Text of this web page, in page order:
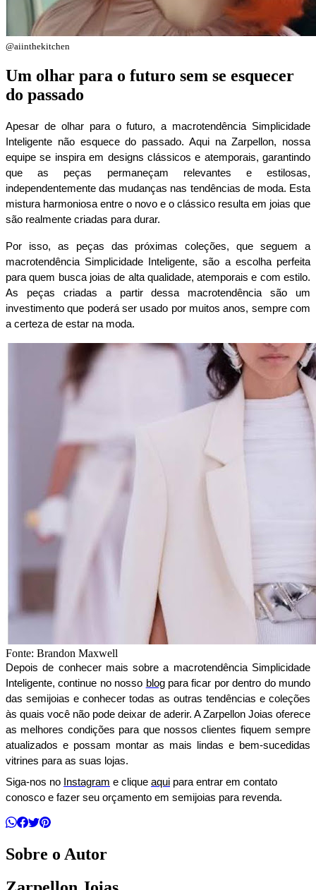
@aiinthekitchen
Um olhar para o futuro sem se esquecer
do passado
Apesar de olhar para o futuro, a macrotendência Simplicidade
Inteligente não esquece do passado. Aqui na Zarpellon, nossa
equipe se inspira em designs clássicos e atemporais, garantindo
que as peças permaneçam relevantes e estilosas,
independentemente das mudanças nas tendências de moda. Esta
mistura harmoniosa entre o novo e o clássico resulta em joias que
são realmente criadas para durar.
Por isso, as peças das próximas coleções, que seguem a
macrotendência Simplicidade Inteligente, são a escolha perfeita
para quem busca joias de alta qualidade, atemporais e com estilo.
As peças criadas a partir dessa macrotendência são um
investimento que poderá ser usado por muitos anos, sempre com
a certeza de estar na moda.
Fonte: Brandon Maxwell
Depois de conhecer mais sobre a macrotendência Simplicidade
Inteligente, continue no nosso blog para ficar por dentro do mundo
das semijoias e conhecer todas as outras tendências e coleções
às quais você não pode deixar de aderir. A Zarpellon Joias oferece
as melhores condições para que nossos clientes fiquem sempre
atualizados e possam montar as mais lindas e bem-sucedidas
vitrines para as suas lojas.
Siga-nos no Instagram e clique aqui para entrar em contato
conosco e fazer seu orçamento em semijoias para revenda.
Sobre o Autor